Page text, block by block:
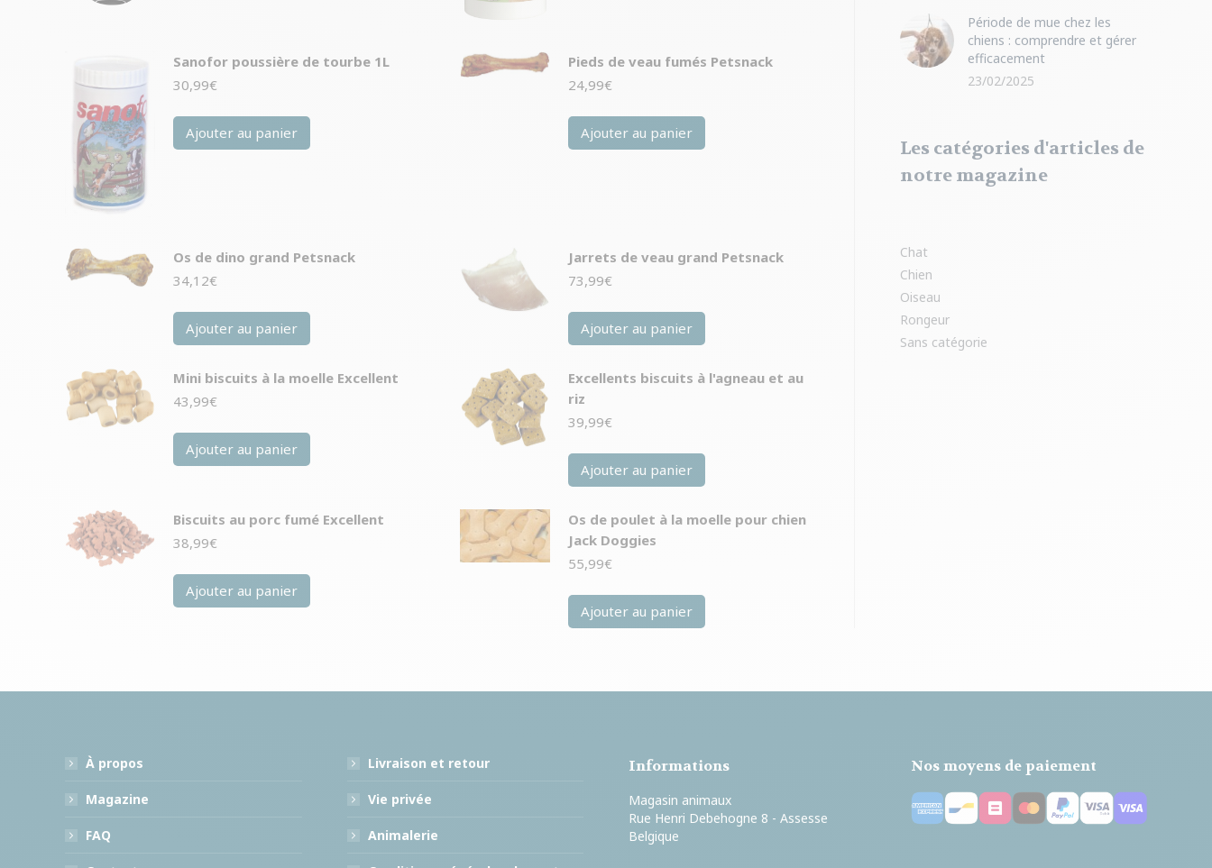
Sanofor poussière de tourbe 1L
30,99€
Ajouter au panier
Pieds de veau fumés Petsnack
24,99€
Ajouter au panier
Os de dino grand Petsnack
34,12€
Ajouter au panier
Jarrets de veau grand Petsnack
73,99€
Ajouter au panier
Mini biscuits à la moelle Excellent
43,99€
Ajouter au panier
Excellents biscuits à l'agneau et au
riz
39,99€
Ajouter au panier
Biscuits au porc fumé Excellent
38,99€
Ajouter au panier
Os de poulet à la moelle pour chien
Jack Doggies
55,99€
Ajouter au panier
Période de mue chez les
chiens : comprendre et gérer
efficacement
23/02/2025
Les catégories d'articles de
notre magazine
Chat
Chien
Oiseau
Rongeur
Sans catégorie
À propos
Magazine
FAQ
Livraison et retour
Vie privée
Animalerie
Informations
Magasin animaux
Rue Henri Debehogne 8 - Assesse
Belgique
Nos moyens de paiement